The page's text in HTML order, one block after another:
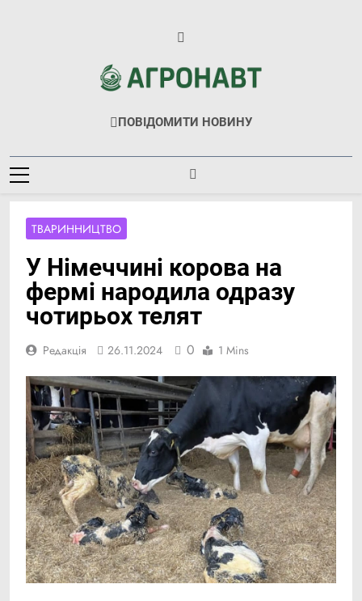
Агронавт
Новини Українського Агробізнесу
ПОВІДОМИТИ НОВИНУ
ТВАРИННИЦТВО
У Німеччині корова на
фермі народила одразу
чотирьох телят
Редакція 26.11.2024 0 1 Mins